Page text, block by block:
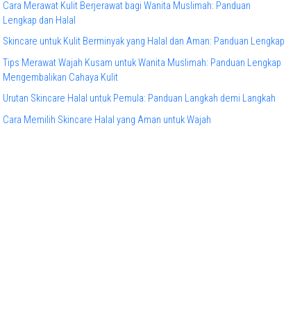
Cara Merawat Kulit Berjerawat bagi Wanita Muslimah: Panduan
Lengkap dan Halal
Skincare untuk Kulit Berminyak yang Halal dan Aman: Panduan Lengkap
Tips Merawat Wajah Kusam untuk Wanita Muslimah: Panduan Lengkap
Mengembalikan Cahaya Kulit
Urutan Skincare Halal untuk Pemula: Panduan Langkah demi Langkah
Cara Memilih Skincare Halal yang Aman untuk Wajah